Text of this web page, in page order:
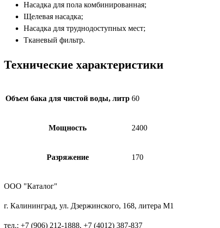
Насадка для пола комбинированная;
Щелевая насадка;
Насадка для труднодоступных мест;
Тканевый фильтр.
Технические характеристики
Объем бака для чистой воды, литр 60
Мощность 2400
Разряжение 170
ООО "Каталог"
г. Калининград, ул. Дзержинского, 168, литера М1
тел.: +7 (906) 212-1888, +7 (4012) 387-837